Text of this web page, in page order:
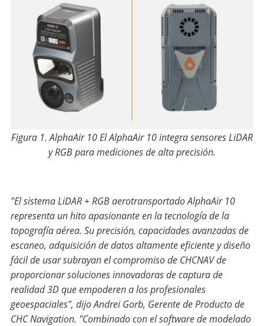
Figura 1. AlphaAir 10 El AlphaAir 10 integra sensores LiDAR
y RGB para mediciones de alta precisión.
"El sistema LiDAR + RGB aerotransportado AlphaAir 10
representa un hito apasionante en la tecnología de la
topografía aérea. Su precisión, capacidades avanzadas de
escaneo, adquisición de datos altamente eficiente y diseño
fácil de usar subrayan el compromiso de CHCNAV de
proporcionar soluciones innovadoras de captura de
realidad 3D que empoderen a los profesionales
geoespaciales", dijo Andrei Gorb, Gerente de Producto de
CHC Navigation. "Combinado con el software de modelado